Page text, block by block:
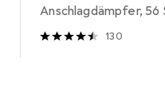
Anschlagdämpfer, 56
130